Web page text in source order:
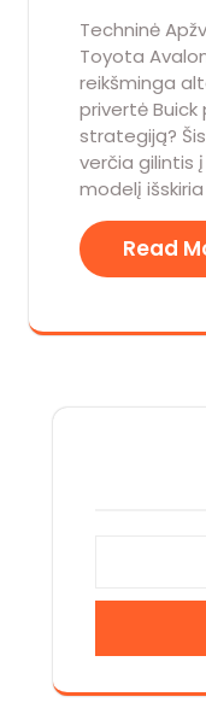
Techninė
Toyota
reikšminga
privertė
strategiją?
verčia gilintis
modelį išskiria
Read